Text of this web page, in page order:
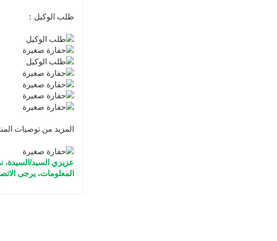
طلب الوكيل：
المزيد من توصيات
عزيزي السيد/
المعلومات، يرجى